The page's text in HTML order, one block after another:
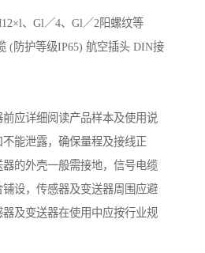
、Gl／4、Gl／2阳螺纹等
(防护等级IP65) 航空插头 DIN接
应详细阅读产品样本及使用说
能泄露，确保量程及接线正
的外壳一般需接地，信号电缆
设，传感器及变送器周围应避
及变送器在使用中应按行业规